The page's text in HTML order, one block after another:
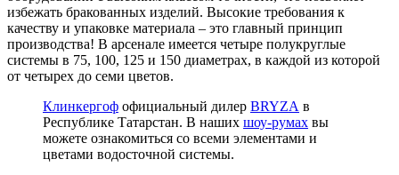
избежать бракованных изделий. Высокие требования к
качеству и упаковке материала – это главный принцип
производства! В арсенале имеется четыре полукруглые
системы в 75, 100, 125 и 150 диаметрах, в каждой из которой
от четырех до семи цветов.
Клинкергоф официальный дилер BRYZA в
Республике Татарстан. В наших шоу-румах вы
можете ознакомиться со всеми элементами и
цветами водосточной системы.